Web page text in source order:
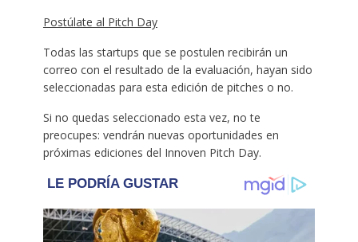
Postúlate al Pitch Day
Todas las startups que se postulen recibirán un
correo con el resultado de la evaluación, hayan sido
seleccionadas para esta edición de pitches o no.
Si no quedas seleccionado esta vez, no te
preocupes: vendrán nuevas oportunidades en
próximas ediciones del Innoven Pitch Day.